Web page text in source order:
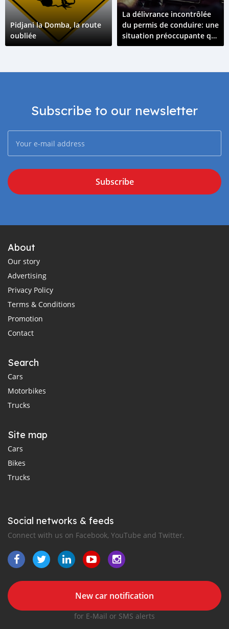
Pidjani la Domba, la route
oubliée
La délivrance incontrôlée
du permis de conduire: une
situation préoccupante qui
tend à s’amplifier
Subscribe to our newsletter
Subscribe
About
Our story
Advertising
Privacy Policy
Terms & Conditions
Promotion
Contact
Search
Cars
Motorbikes
Trucks
Site map
Cars
Bikes
Trucks
Social networks & feeds
Connect with us on Facebook, YouTube and Twitter.
New car notification
for E-Mail or SMS alerts